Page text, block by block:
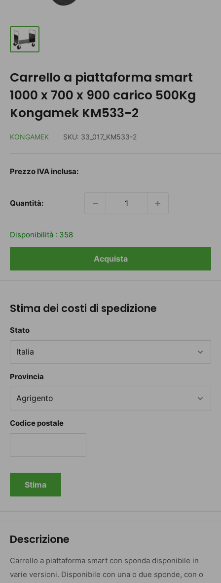
Carrello a piattaforma smart
1000 x 700 x 900 carico 500Kg
Kongamek KM533-2
KONGAMEK SKU: 33_017_KM533-2
Prezzo IVA inclusa:
Quantità:
Disponibilità : 358
Acquista
Stima dei costi di spedizione
Stato
Provincia
Codice postale
Stima
Descrizione
Carrello a piattaforma smart con sponda disponibile in
varie versioni. Disponibile con una o due sponde, con o